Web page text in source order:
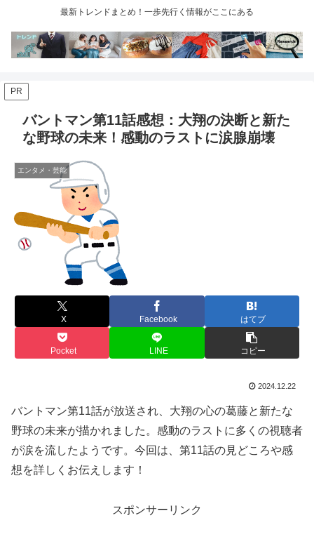
最新トレンドまとめ！一歩先行く情報がここにある
PR
バントマン第11話感想：大翔の決断と新た
な野球の未来！感動のラストに涙腺崩壊
エンタメ・芸能
X Facebook はてブ
Pocket LINE コピー
2024.12.22
バントマン第11話が放送され、大翔の心の葛藤と新たな
野球の未来が描かれました。感動のラストに多くの視聴者
が涙を流したようです。今回は、第11話の見どころや感
想を詳しくお伝えします！
スポンサーリンク